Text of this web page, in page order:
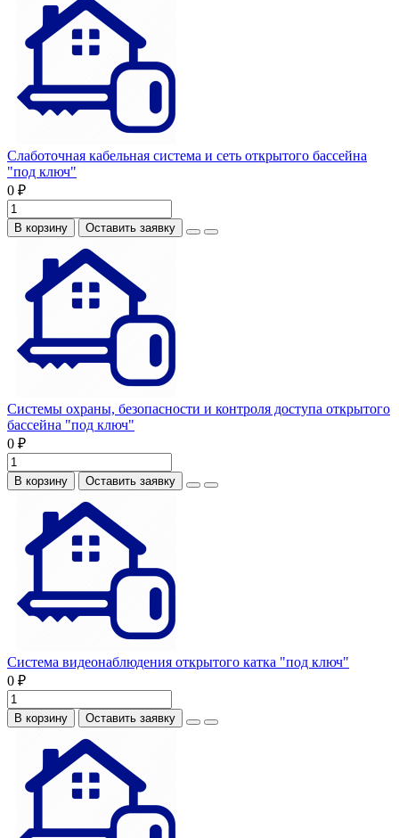
Слаботочная кабельная система и сеть открытого бассейна
"под ключ"
0 ₽
В корзину Оставить заявку
Системы охраны, безопасности и контроля доступа открытого
бассейна "под ключ"
0 ₽
В корзину Оставить заявку
Система видеонаблюдения открытого катка "под ключ"
0 ₽
В корзину Оставить заявку